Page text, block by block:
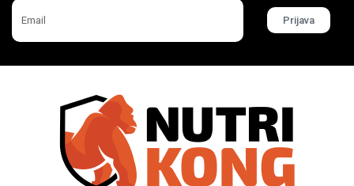
Prijava